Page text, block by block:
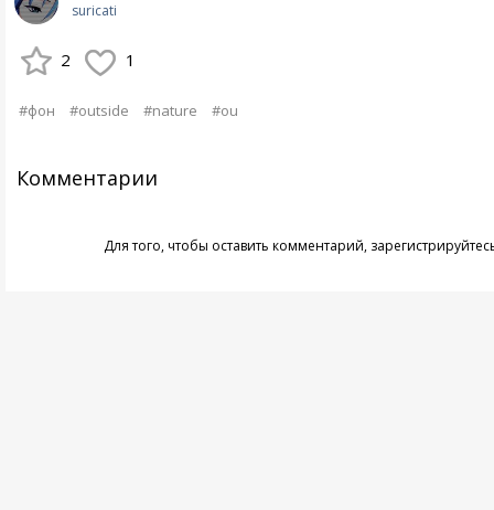
suricati
2 1
#фон #outside #nature #ou
Комментарии
Для того, чтобы оставить комментарий,